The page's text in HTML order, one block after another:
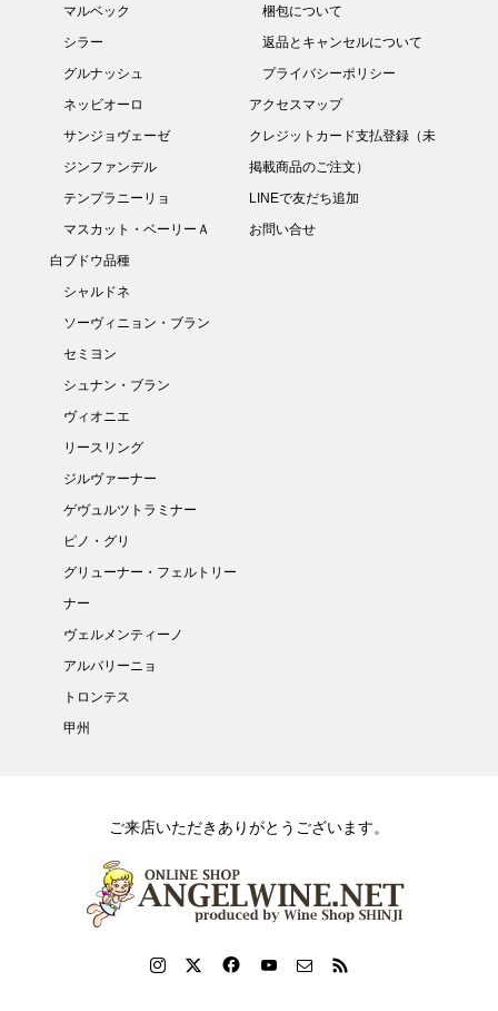
マルベック
シラー
グルナッシュ
ネッビオーロ
サンジョヴェーゼ
ジンファンデル
テンプラニーリョ
マスカット・ベーリーＡ
白ブドウ品種
シャルドネ
ソーヴィニョン・ブラン
セミヨン
シュナン・ブラン
ヴィオニエ
リースリング
ジルヴァーナー
ゲヴュルツトラミナー
ピノ・グリ
グリューナー・フェルトリー
ナー
ヴェルメンティーノ
アルバリーニョ
トロンテス
甲州
梱包について
返品とキャンセルについて
プライバシーポリシー
アクセスマップ
クレジットカード支払登録（未
掲載商品のご注文）
LINEで友だち追加
お問い合せ
ご来店いただきありがとうございます。